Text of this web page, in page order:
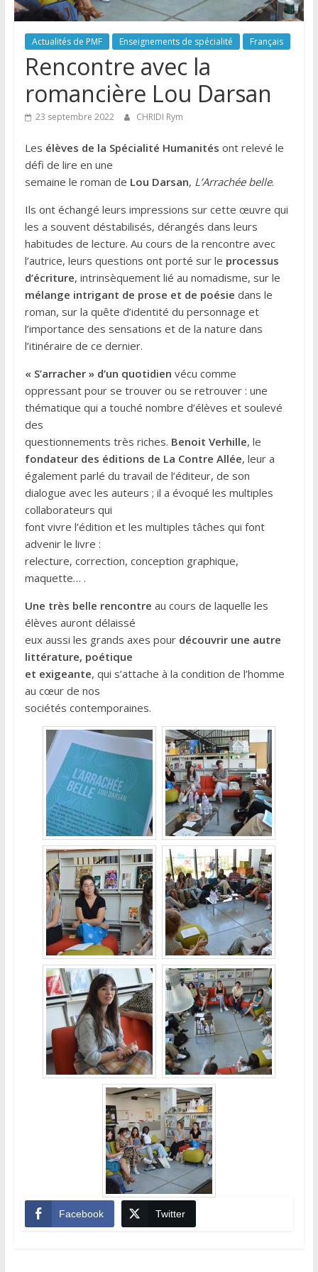
Actualités de PMF Enseignements de spécialité Français
Rencontre avec la
romancière Lou Darsan
23 septembre 2022 CHRIDI Rym
Les élèves de la Spécialité Humanités ont relevé le
défi de lire en une
semaine le roman de Lou Darsan, L’Arrachée belle.
Ils ont échangé leurs impressions sur cette œuvre qui
les a souvent déstabilisés, dérangés dans leurs
habitudes de lecture. Au cours de la rencontre avec
l’autrice, leurs questions ont porté sur le processus
d’écriture, intrinsèquement lié au nomadisme, sur le
mélange intrigant de prose et de poésie dans le
roman, sur la quête d’identité du personnage et
l’importance des sensations et de la nature dans
l’itinéraire de ce dernier.
« S’arracher » d’un quotidien vécu comme
oppressant pour se trouver ou se retrouver : une
thématique qui a touché nombre d’élèves et soulevé
des
questionnements très riches. Benoit Verhille, le
fondateur des éditions de La Contre Allée, leur a
également parlé du travail de l’éditeur, de son
dialogue avec les auteurs ; il a évoqué les multiples
collaborateurs qui
font vivre l’édition et les multiples tâches qui font
advenir le livre :
relecture, correction, conception graphique,
maquette… .
Une très belle rencontre au cours de laquelle les
élèves auront délaissé
eux aussi les grands axes pour découvrir une autre
littérature, poétique
et exigeante, qui s’attache à la condition de l’homme
au cœur de nos
sociétés contemporaines.
Facebook Twitter